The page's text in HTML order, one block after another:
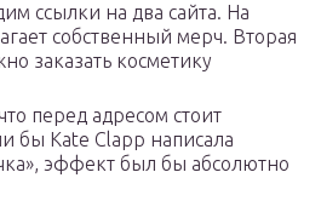
ссылки на два сайта. На
собственный мерч. Вторая
заказать косметику
перед адресом стоит
бы Kate Clapp написала
эффект был бы абсолютно